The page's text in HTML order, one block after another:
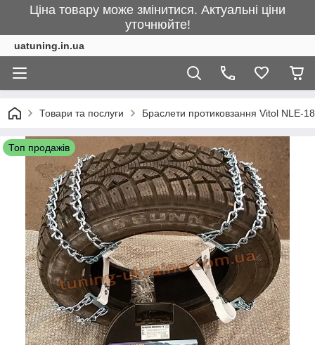
Ціна товару може змінитися. Актуальні ціни
уточнюйте!
uatuning.in.ua
Товари та послуги Браслети протиковзання Vitol NLE-
Топ продажів